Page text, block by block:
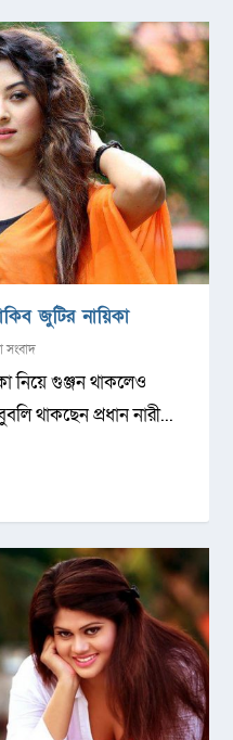
জুটির নায়িকা
সংবাদ
নিয়ে গুঞ্জন থাকলেও
থাকছেন প্রধান নারী...